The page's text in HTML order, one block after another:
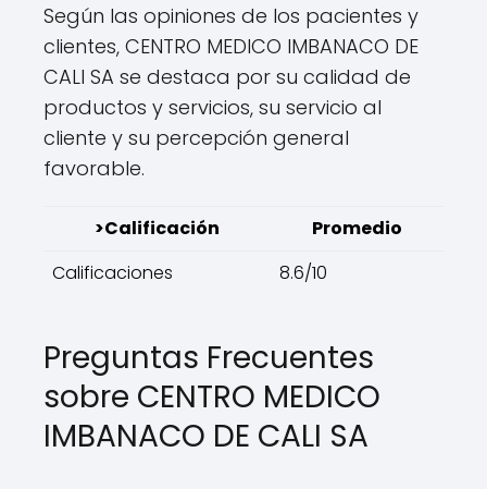
Según las opiniones de los pacientes y
clientes, CENTRO MEDICO IMBANACO DE
CALI SA se destaca por su calidad de
productos y servicios, su servicio al
cliente y su percepción general
favorable.
>Calificación
Promedio
Calificaciones
8.6/10
Preguntas Frecuentes
sobre CENTRO MEDICO
IMBANACO DE CALI SA